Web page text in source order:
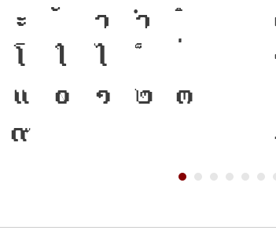
ะ า
ำ
โ
ใ
ไ
แ ๐ ๑ ๒
๓
๙